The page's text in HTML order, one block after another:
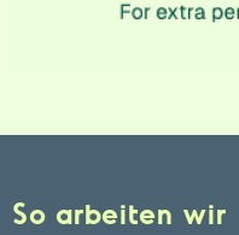
So arbeiten wir